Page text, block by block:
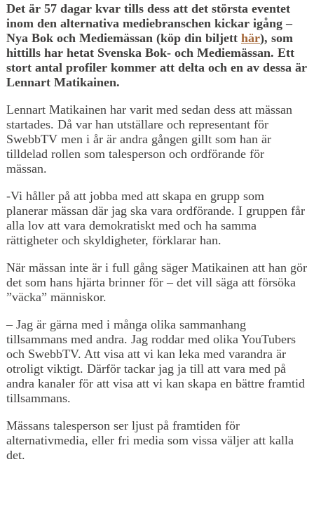
Det är 57 dagar kvar tills dess att det största eventet
inom den alternativa mediebranschen kickar igång –
Nya Bok och Mediemässan (köp din biljett här), som
hittills har hetat Svenska Bok- och Mediemässan. Ett
stort antal profiler kommer att delta och en av dessa är
Lennart Matikainen.
Lennart Matikainen har varit med sedan dess att mässan
startades. Då var han utställare och representant för
SwebbTV men i år är andra gången gillt som han är
tilldelad rollen som talesperson och ordförande för
mässan.
-Vi håller på att jobba med att skapa en grupp som
planerar mässan där jag ska vara ordförande. I gruppen får
alla lov att vara demokratiskt med och ha samma
rättigheter och skyldigheter, förklarar han.
När mässan inte är i full gång säger Matikainen att han gör
det som hans hjärta brinner för – det vill säga att försöka
”väcka” människor.
– Jag är gärna med i många olika sammanhang
tillsammans med andra. Jag roddar med olika YouTubers
och SwebbTV. Att visa att vi kan leka med varandra är
otroligt viktigt. Därför tackar jag ja till att vara med på
andra kanaler för att visa att vi kan skapa en bättre framtid
tillsammans.
Mässans talesperson ser ljust på framtiden för
alternativmedia, eller fri media som vissa väljer att kalla
det.